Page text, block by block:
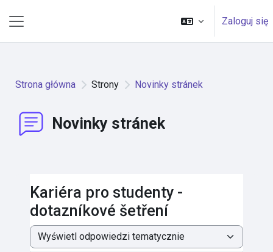
Zaloguj się
Strona główna Strony Novinky stránek
Novinky stránek
Kariéra pro studenty -
dotazníkové šetření
Sposób wyświetlania